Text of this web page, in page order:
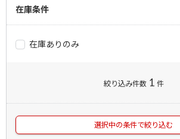
在庫条件
在庫ありのみ
絞り込み件数 1 件
選択中の条件で絞り込む